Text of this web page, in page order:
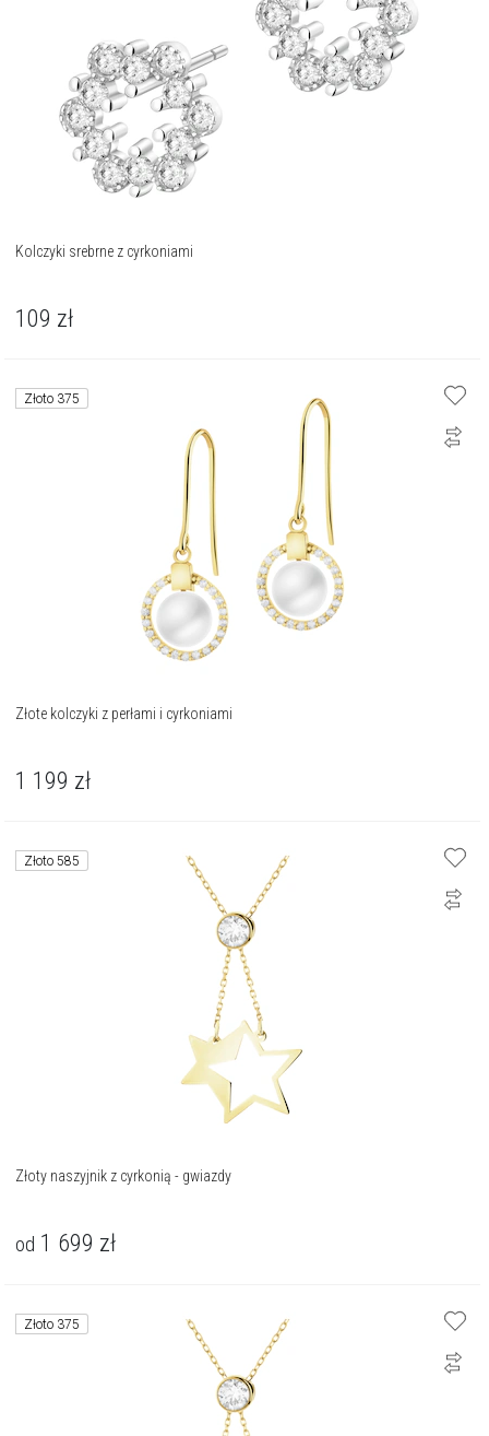
Kolczyki srebrne z cyrkoniami
109 zł
Złoto 375
Złote kolczyki z perłami i cyrkoniami
1 199 zł
Złoto 585
Złoty naszyjnik z cyrkonią - gwiazdy
od 1 699 zł
Złoto 375